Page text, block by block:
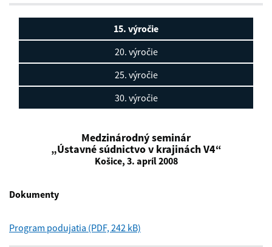
Medzinárodný seminár
„Ústavné súdnictvo v krajinách V4“
Košice, 3. apríl 2008
Dokumenty
Program podujatia (PDF, 242 kB)
15. výročie
20. výročie
25. výročie
30. výročie